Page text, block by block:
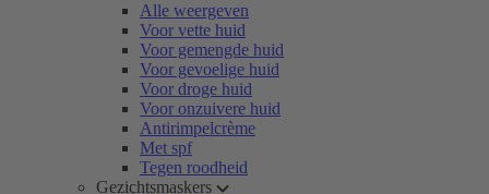
Alle weergeven
Voor vette huid
Voor gemengde huid
Voor gevoelige huid
Voor droge huid
Voor onzuivere huid
Antirimpelcrème
Met spf
Tegen roodheid
Gezichtsmaskers